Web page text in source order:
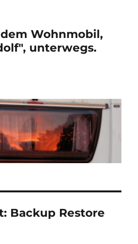
Wohnmobil,
unterwegs.
Backup Restore